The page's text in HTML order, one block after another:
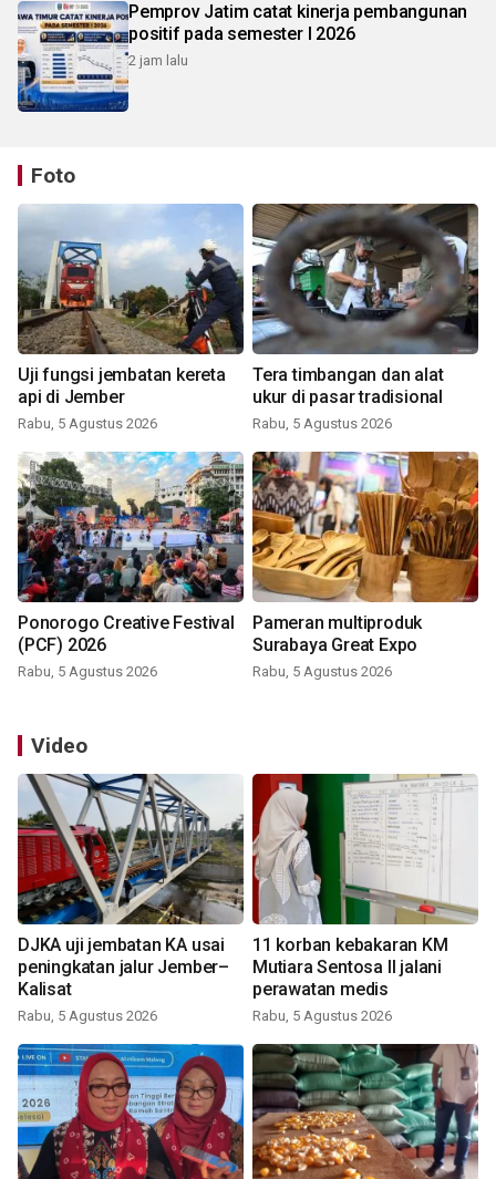
Pemprov Jatim catat kinerja pembangunan
positif pada semester I 2026
2 jam lalu
Foto
Uji fungsi jembatan kereta
api di Jember
Rabu, 5 Agustus 2026
Tera timbangan dan alat
ukur di pasar tradisional
Rabu, 5 Agustus 2026
Ponorogo Creative Festival
(PCF) 2026
Rabu, 5 Agustus 2026
Pameran multiproduk
Surabaya Great Expo
Rabu, 5 Agustus 2026
Video
DJKA uji jembatan KA usai
peningkatan jalur Jember–
Kalisat
Rabu, 5 Agustus 2026
11 korban kebakaran KM
Mutiara Sentosa II jalani
perawatan medis
Rabu, 5 Agustus 2026